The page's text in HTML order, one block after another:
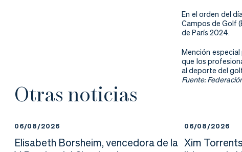
En el orden del
Campos de Golf
de París 2024.
Mención
que los
al deporte del
Fuente:
Otras noticias
06/08/2026
Elisabeth Borsheim, vencedora de la
06/08/2026
Xim